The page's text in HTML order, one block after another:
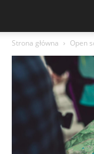
Strona główna Open